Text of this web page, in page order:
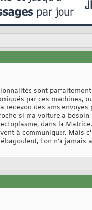
sont
par ces machines,
des sms envoyés
si ma voiture a besoin
dans la Matrice.
à communiquer. Mais
l'on n'a jamais